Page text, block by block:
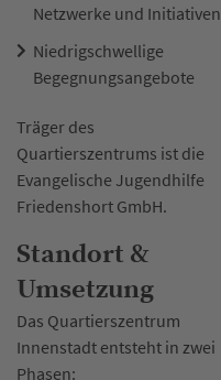
Netzwerke und Initiativen
Niedrigschwellige
Begegnungsangebote
Träger des
Quartierszentrums ist die
Evangelische Jugendhilfe
Friedenshort GmbH.
Standort &
Umsetzung
Das Quartierszentrum
Innenstadt entsteht in zwei
Phasen: